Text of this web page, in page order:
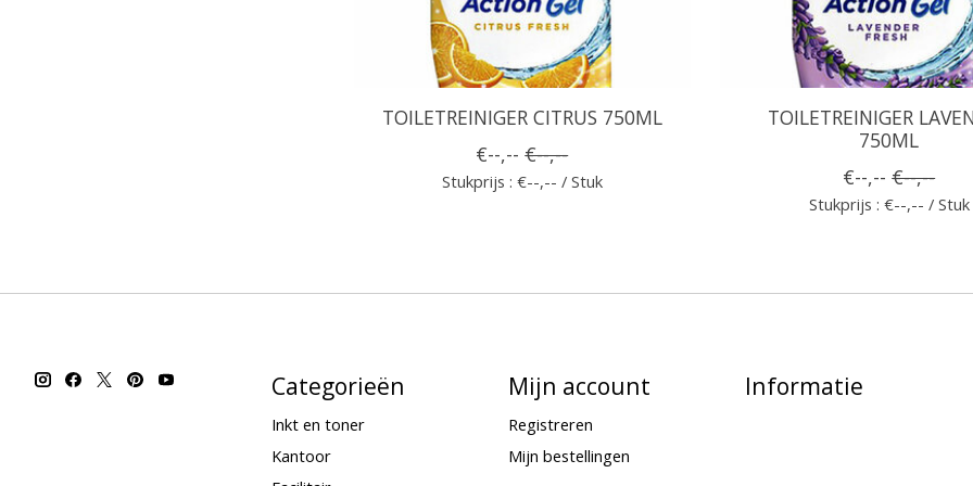
TOILETREINIGER CITRUS 750ML
€--,-- €--,--
Stukprijs : €--,-- / Stuk
TOILETREINIGER
750ML
€--,-- €--,--
Stukprijs : €--,-- / Stuk
Categorieën
Inkt en toner
Kantoor
Mijn account
Registreren
Mijn bestellingen
Informatie